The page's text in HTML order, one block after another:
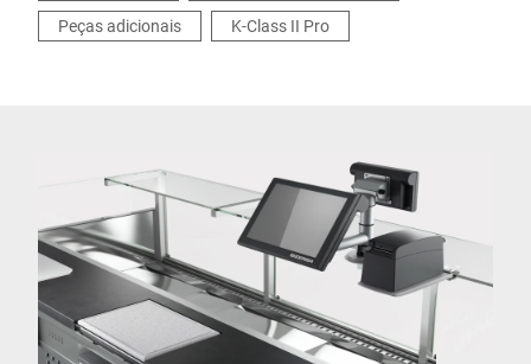
Peças adicionais
K-Class II Pro